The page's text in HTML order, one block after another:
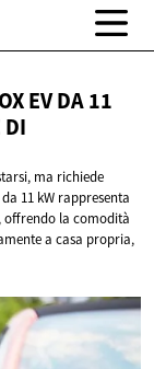
EV DA 11
DI
ma richiede
11 kW rappresenta
offrendo la comodità
a casa propria,